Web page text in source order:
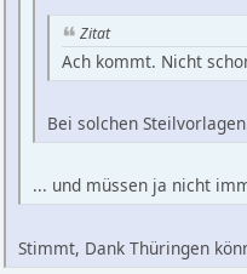
Zitat
Ach kommt. Nicht
Bei solchen
... und müssen ja nicht
Stimmt, Dank Thüringen